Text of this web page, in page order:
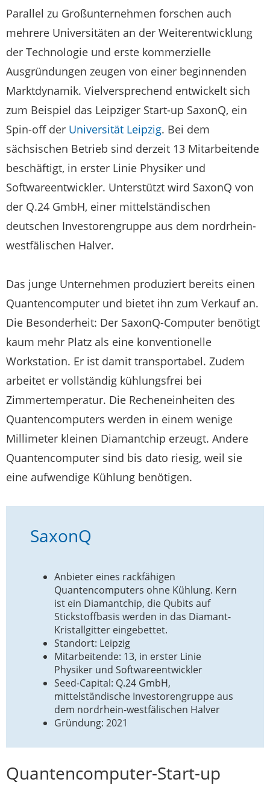
Parallel zu Großunternehmen forschen auch
mehrere Universitäten an der Weiterentwicklung
der Technologie und erste kommerzielle
Ausgründungen zeugen von einer beginnenden
Marktdynamik. Vielversprechend entwickelt sich
zum Beispiel das Leipziger Start-up SaxonQ, ein
Spin-off der Universität Leipzig. Bei dem
sächsischen Betrieb sind derzeit 13 Mitarbeitende
beschäftigt, in erster Linie Physiker und
Softwareentwickler. Unterstützt wird SaxonQ von
der Q.24 GmbH, einer mittelständischen
deutschen Investorengruppe aus dem nordrhein-
westfälischen Halver.
Das junge Unternehmen produziert bereits einen
Quantencomputer und bietet ihn zum Verkauf an.
Die Besonderheit: Der SaxonQ-Computer benötigt
kaum mehr Platz als eine konventionelle
Workstation. Er ist damit transportabel. Zudem
arbeitet er vollständig kühlungsfrei bei
Zimmertemperatur. Die Recheneinheiten des
Quantencomputers werden in einem wenige
Millimeter kleinen Diamantchip erzeugt. Andere
Quantencomputer sind bis dato riesig, weil sie
eine aufwendige Kühlung benötigen.
SaxonQ
Anbieter eines rackfähigen
Quantencomputers ohne Kühlung. Kern
ist ein Diamantchip, die Qubits auf
Stickstoffbasis werden in das Diamant-
Kristallgitter eingebettet.
Standort: Leipzig
Mitarbeitende: 13, in erster Linie
Physiker und Softwareentwickler
Seed-Capital: Q.24 GmbH,
mittelständische Investorengruppe aus
dem nordrhein-westfälischen Halver
Gründung: 2021
Quantencomputer-Start-up